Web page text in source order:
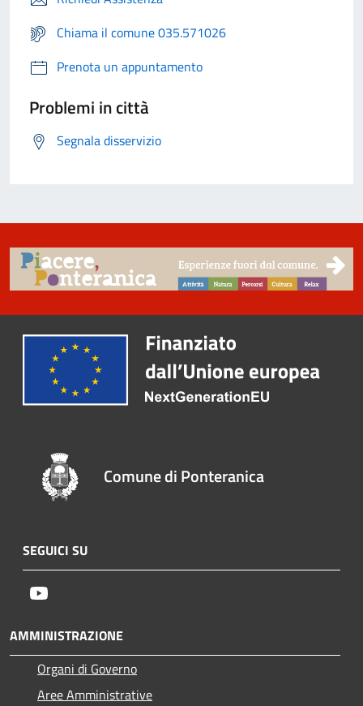
Chiama il comune 035.571026
Prenota un appuntamento
Problemi in città
Segnala disservizio
Comune di Ponteranica
SEGUICI SU
AMMINISTRAZIONE
Organi di Governo
Aree Amministrative